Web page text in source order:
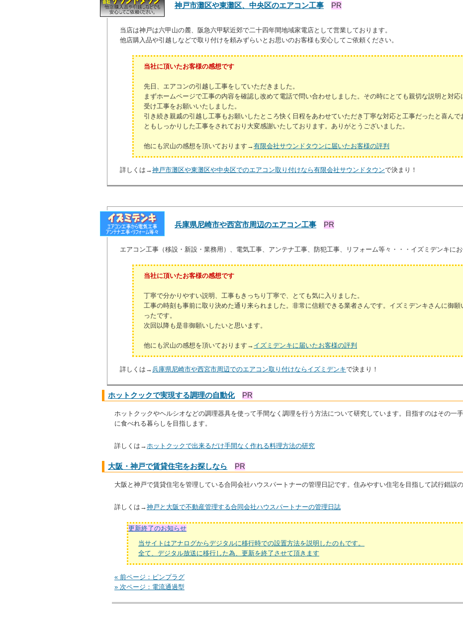
神戸市灘区や東灘区、中央区のエアコン工事 PR
当店は神戸は六甲山の麓、阪急六甲駅近郊で二十四年間地域家電店として営業しております。
他店購入品や引越しなどで取り付けを頼みずらいとお思いのお客様も安心してご依頼ください。
当社に頂いたお客様の感想です
先日、エアコンの引越し工事をしていただきました。
まずホームページで工事の内容を確認し改めて電話で問い合わせしました。その時にとても親切な説明と対応
受け工事をお願いいたしました。
引き続き親戚の引越し工事もお願いしたところ快く日程をあわせていただき丁寧な対応と工事だったと喜んで
ともしっかりした工事をされており大変感謝いたしております。ありがとうございました。
他にも沢山の感想を頂いております→有限会社サウンドタウンに届いたお客様の評判
詳しくは→神戸市灘区や東灘区や中央区でのエアコン取り付けなら有限会社サウンドタウンで決まり！
兵庫県尼崎市や西宮市周辺のエアコン工事 PR
エアコン工事（移設・新設・業務用）、電気工事、アンテナ工事、防犯工事、リフォーム等々・・・イズミデンキにお
当社に頂いたお客様の感想です
丁寧で分かりやすい説明、工事もきっちり丁寧で、とても気に入りました。
工事の時刻も事前に取り決めた通り来られました。非常に信頼できる業者さんです。イズミデンキさんに御願
ったです。
次回以降も是非御願いしたいと思います。
他にも沢山の感想を頂いております→ イズミデンキに届いたお客様の評判
詳しくは→兵庫県尼崎市や西宮市周辺でのエアコン取り付けならイズミデンキで決まり！
ホットクックで実現する調理の自動化 PR
ホットクックやヘルシオなどの調理器具を使って手間なく調理を行う方法について研究しています。目指すのはその一
に食べれる暮らしを目指します。
詳しくは→ ホットクックで出来るだけ手間なく作れる料理方法の研究
大阪・神戸で賃貸住宅をお探しなら PR
大阪と神戸で賃貸住宅を管理している合同会社ハウスパートナーの管理日記です。住みやすい住宅を目指して試行錯誤の
詳しくは→神戸と大阪で不動産管理する合同会社ハウスパートナーの管理日誌
更新終了のお知らせ
当サイトはアナログからデジタルに移行時での設置方法を説明したのもです。
全て、デジタル放送に移行した為、更新を終了させて頂きます
« 前ページ：ピンプラグ
» 次ページ：電流通過型